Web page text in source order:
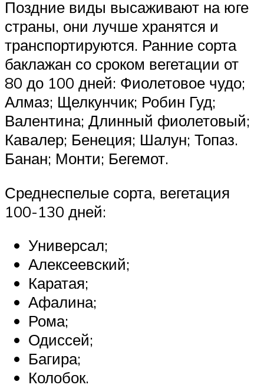
Поздние виды высаживают на юге
страны, они лучше хранятся и
транспортируются. Ранние сорта
баклажан со сроком вегетации от
80 до 100 дней: Фиолетовое чудо;
Алмаз; Щелкунчик; Робин Гуд;
Валентина; Длинный фиолетовый;
Кавалер; Бенеция; Шалун; Топаз.
Банан; Монти; Бегемот.
Среднеспелые сорта, вегетация
100-130 дней:
Универсал;
Алексеевский;
Каратая;
Афалина;
Рома;
Одиссей;
Багира;
Колобок.